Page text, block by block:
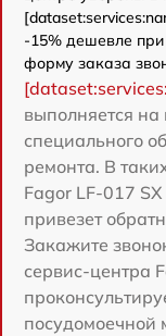
-15% дешевле
форму заказа
выполняется на
специального
ремонта. В
Fagor LF-017
привезет
Закажите
сервис-центра
посудомоечной